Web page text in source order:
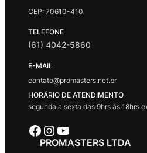
CEP: 70610-410
TELEFONE
(61) 4042-5860
E-MAIL
contato@promasters.net.br
HORÁRIO DE ATENDIMENTO
segunda a sexta das 9hrs às 18hrs
Facebook Instagram Youtube
PROMASTERS LTDA